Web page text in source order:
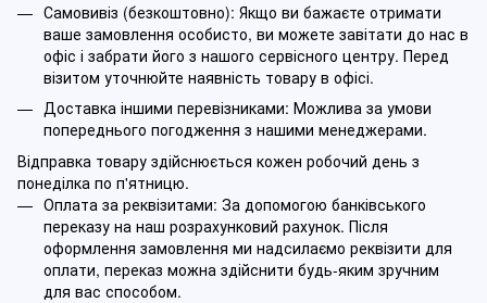
Самовивіз (безкоштовно): Якщо ви бажаєте отримати
ваше замовлення особисто, ви можете завітати до нас в
офіс і забрати його з нашого сервісного центру. Перед
візитом уточнюйте наявність товару в офісі.
Доставка іншими перевізниками: Можлива за умови
попереднього погодження з нашими менеджерами.
Відправка товару здійснюється кожен робочий день з
понеділка по п'ятницю.
Оплата за реквізитами: За допомогою банківського
переказу на наш розрахунковий рахунок. Після
оформлення замовлення ми надсилаємо реквізити для
оплати, переказ можна здійснити будь-яким зручним
для вас способом.